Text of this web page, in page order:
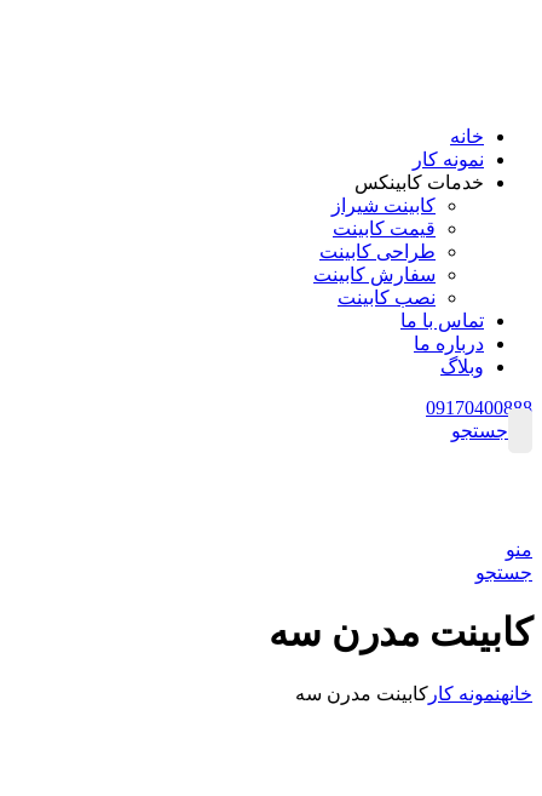
خانه
نمونه کار
خدمات کابینکس
کابینت شیراز
قیمت کابینت
طراحی کابینت
سفارش کابینت
نصب کابینت
تماس با ما
درباره ما
وبلاگ
09170400888
جستجو
منو
جستجو
کابینت مدرن سه
خانهنمونه کار کابینت مدرن سه